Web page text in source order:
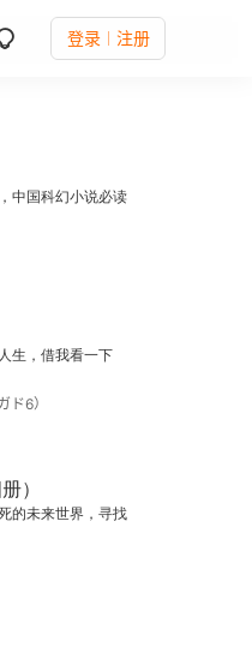
登录 注册
中国科幻小说必读
生，借我看一下
ド6）
）
的未来世界，寻找